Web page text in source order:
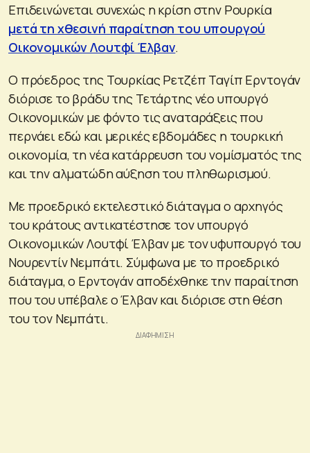
Επιδεινώνεται συνεχώς η κρίση στην Ρουρκία
μετά τη χθεσινή παραίτηση του υπουργού
Οικονομικών Λουτφί Έλβαν.
Ο πρόεδρος της Τουρκίας Ρετζέπ Ταγίπ Ερντογάν
διόρισε το βράδυ της Τετάρτης νέο υπουργό
Οικονομικών με φόντο τις αναταράξεις που
περνάει εδώ και μερικές εβδομάδες η τουρκική
οικονομία, τη νέα κατάρρευση του νομίσματός της
και την αλματώδη αύξηση του πληθωρισμού.
Με προεδρικό εκτελεστικό διάταγμα ο αρχηγός
του κράτους αντικατέστησε τον υπουργό
Οικονομικών Λουτφί Έλβαν με τον υφυπουργό του
Νουρεντίν Νεμπάτι. Σύμφωνα με το προεδρικό
διάταγμα, ο Ερντογάν αποδέχθηκε την παραίτηση
που του υπέβαλε ο Έλβαν και διόρισε στη θέση
του τον Νεμπάτι.